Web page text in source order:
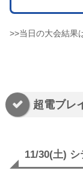
>>当日の大会結果
超電ブレ
11/30(土)